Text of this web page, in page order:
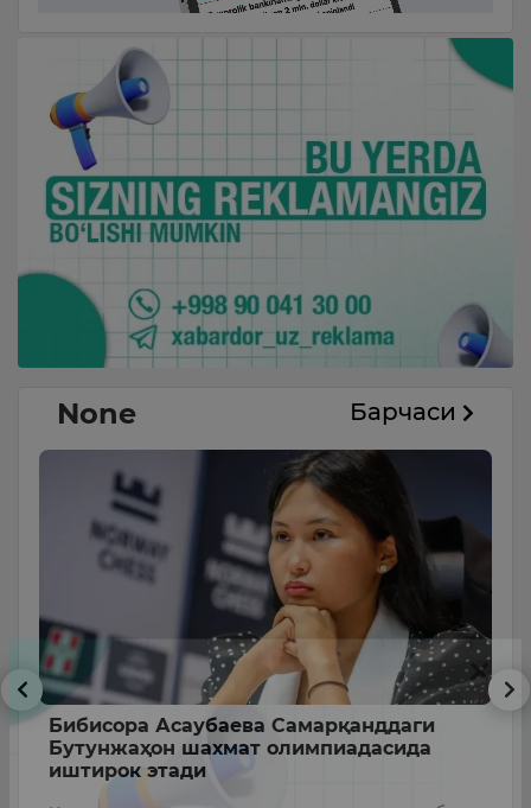
None Барчаси
Бибисора Асаубаева Самарқанддаги
Бутунжаҳон шахмат олимпиадасида
иштирок этади